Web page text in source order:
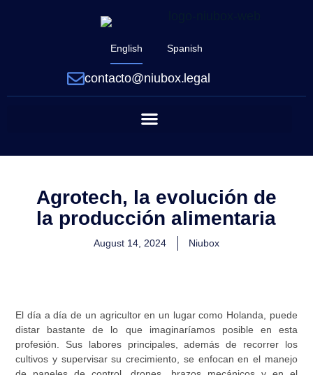
contacto@niubox.legal
English Spanish
Agrotech, la evolución de
la producción alimentaria
August 14, 2024 Niubox
El día a día de un agricultor en un lugar como Holanda, puede
distar bastante de lo que imaginaríamos posible en esta
profesión. Sus labores principales, además de recorrer los
cultivos y supervisar su crecimiento, se enfocan en el manejo